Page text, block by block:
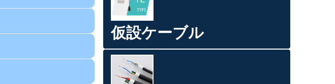
仮設ケーブル